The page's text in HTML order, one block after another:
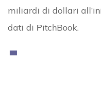
miliardi di dollari
dati di PitchBook.